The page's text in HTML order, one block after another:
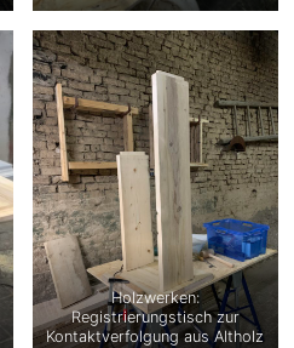
Holzwerken:
Registrierungstisch zur
Kontaktverfolgung aus Altholz